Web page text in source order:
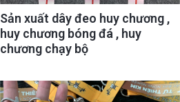
Sản xuất dây đeo huy chương ,
huy chương bóng đá , huy
chương chạy bộ